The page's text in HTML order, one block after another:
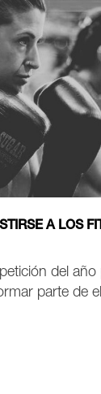
A LOS
del
parte de